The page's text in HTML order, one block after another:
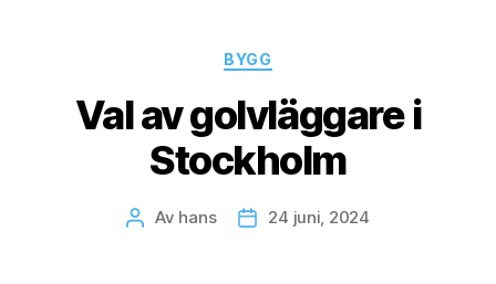
Kategorier
BYGG
Val av golvläggare i
Stockholm
Inläggsförfattare
Av hans Inläggsdatum
24 juni, 2024